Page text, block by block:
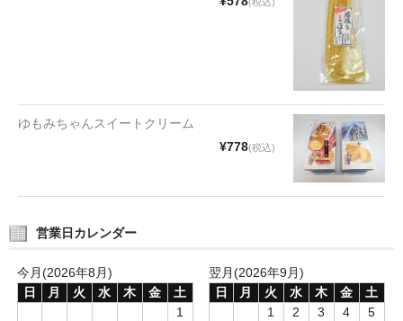
野沢菜
梅
ゆもみちゃんスイートクリーム
¥778(税込)
営業日カレンダー
今月(2026年8月)
日
月 火 水 木 金
土
1
翌月(2026年9月)
日
月 火 水 木 金
土
1
2 3 4
5